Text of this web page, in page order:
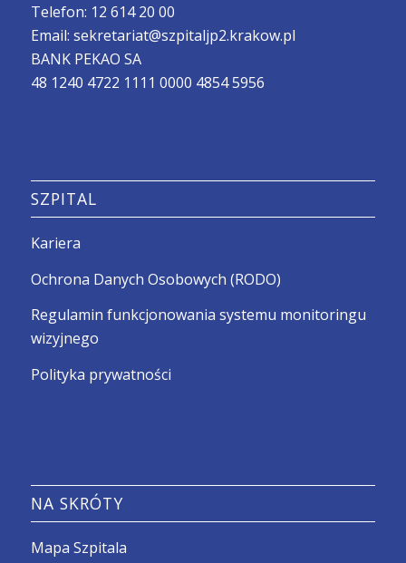
Telefon: 12 614 20 00
Email: sekretariat@szpitaljp2.krakow.pl
BANK PEKAO SA
48 1240 4722 1111 0000 4854 5956
SZPITAL
Kariera
Ochrona Danych Osobowych (RODO)
Regulamin funkcjonowania systemu monitoringu
wizyjnego
Polityka prywatności
NA SKRÓTY
Mapa Szpitala